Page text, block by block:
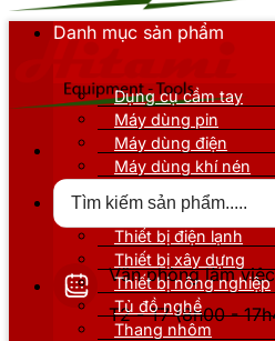
Văn phòng làm
T2 - T7 (8h00 -
Danh mục sản phẩm
Dụng cụ cầm tay
Máy dùng pin
Máy dùng điện
Máy dùng khí nén
Thiết bị nâng đỡ
Thiết bị điện lạnh
Thiết bị xây dựng
Thiết bị nông nghiệp
Tủ đồ nghề
Thang nhôm